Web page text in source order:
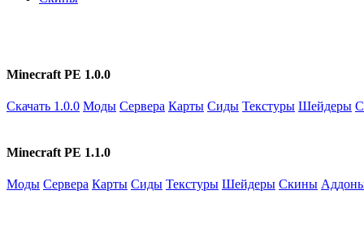
Minecraft PE 1.0.0
Скачать 1.0.0 Моды Сервера Карты Сиды Текстуры Шейдеры
Minecraft PE 1.1.0
Моды Сервера Карты Сиды Текстуры Шейдеры Скины